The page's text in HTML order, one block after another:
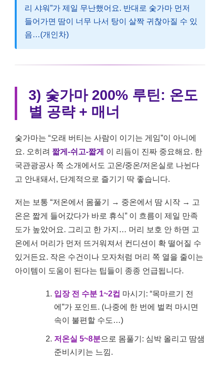
리 샤워”가 제일 무난했어요. 반대로 숯가마 먼저
들어가면 땀이 너무 나서 탕이 살짝 귀찮아질 수 있
음…(개인차)
3) 숯가마 200% 루틴: 온도
별 공략 + 매너
숯가마는 “오래 버티는 사람이 이기는 게임”이 아니에
요. 오히려 짧게-쉬고-짧게
이 리듬이 진짜 중요해요. 한
국관광공사 쪽 소개에서도 고온/중온/저온실로 나뉜다
고 안내돼서, 단계적으로 즐기기 딱 좋습니다.
저는 보통 “저온에서 몸풀기 → 중온에서 땀 시작 → 고
온은 짧게 들어갔다가 바로 휴식” 이 흐름이 제일 만족
도가 높았어요. 그리고 한 가지… 머리 보호 안 하면 고
온에서 머리가 먼저 뜨거워져서 컨디션이 확 떨어질 수
있거든요. 작은 수건이나 모자처럼 머리 쪽 열을 줄이는
아이템이 도움이 된다는 팁들이 종종 언급됩니다.
입장 전 수분 1~2컵 마시기: “목마르기 전
에”가 포인트. (나중에 한 번에 벌컥 마시면
속이 불편할 수도…)
저온실 5~8분으로 몸풀기: 심박 올리고 땀샘
준비시키는 느낌.